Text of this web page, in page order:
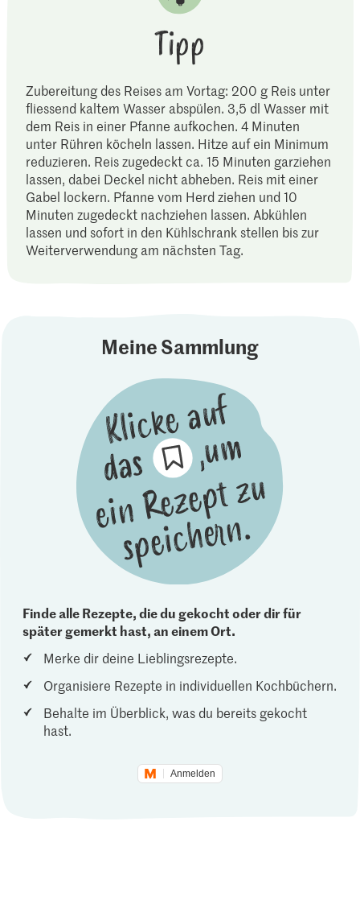
Tipp
Zubereitung des Reises am Vortag: 200 g Reis unter
fliessend kaltem Wasser abspülen. 3,5 dl Wasser mit
dem Reis in einer Pfanne aufkochen. 4 Minuten
unter Rühren köcheln lassen. Hitze auf ein Minimum
reduzieren. Reis zugedeckt ca. 15 Minuten garziehen
lassen, dabei Deckel nicht abheben. Reis mit einer
Gabel lockern. Pfanne vom Herd ziehen und 10
Minuten zugedeckt nachziehen lassen. Abkühlen
lassen und sofort in den Kühlschrank stellen bis zur
Weiterverwendung am nächsten Tag.
Meine Sammlung
Finde alle Rezepte, die du gekocht oder dir für
später gemerkt hast, an einem Ort.
Merke dir deine Lieblingsrezepte.
Organisiere Rezepte in individuellen Kochbüchern.
Behalte im Überblick, was du bereits gekocht
hast.
Anmelden